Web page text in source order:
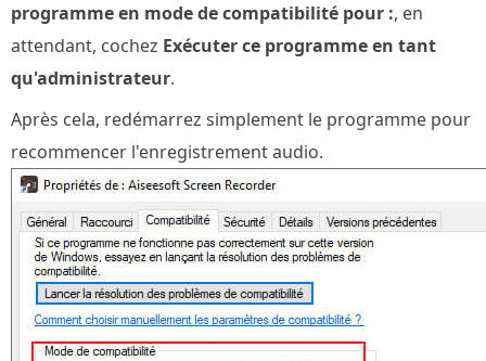
programme en mode de compatibilité pour :, en
attendant, cochez Exécuter ce programme en tant
qu'administrateur.
Après cela, redémarrez simplement le programme pour
recommencer l'enregistrement audio.